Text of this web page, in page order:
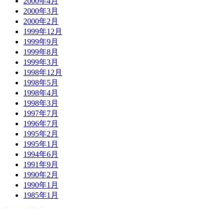
2000年3月
2000年2月
1999年12月
1999年9月
1999年8月
1999年3月
1998年12月
1998年5月
1998年4月
1998年3月
1997年7月
1996年7月
1995年2月
1995年1月
1994年6月
1991年9月
1990年2月
1990年1月
1985年1月